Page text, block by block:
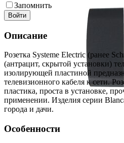
Запомнить
Войти
Описание
Розетка Systeme Electric (ранее
(антрацит, скрытой установки)
изолирующей пластиной
телевизионного кабеля к сети.
пластика, проста в установке,
применении. Изделия серии
города и дачи.
Особенности